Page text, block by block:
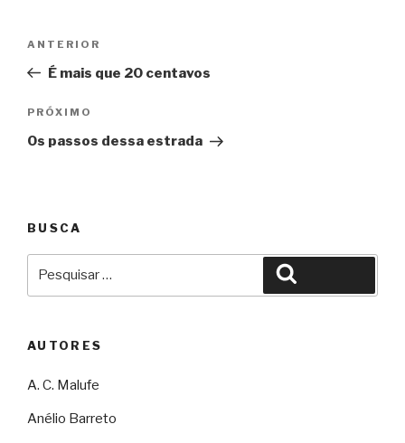
Post
Anterior
ANTERIOR
É mais que 20 centavos
Próximo
PRÓXIMO
Os passos dessa estrada
BUSCA
AUTORES
A. C. Malufe
Anélio Barreto